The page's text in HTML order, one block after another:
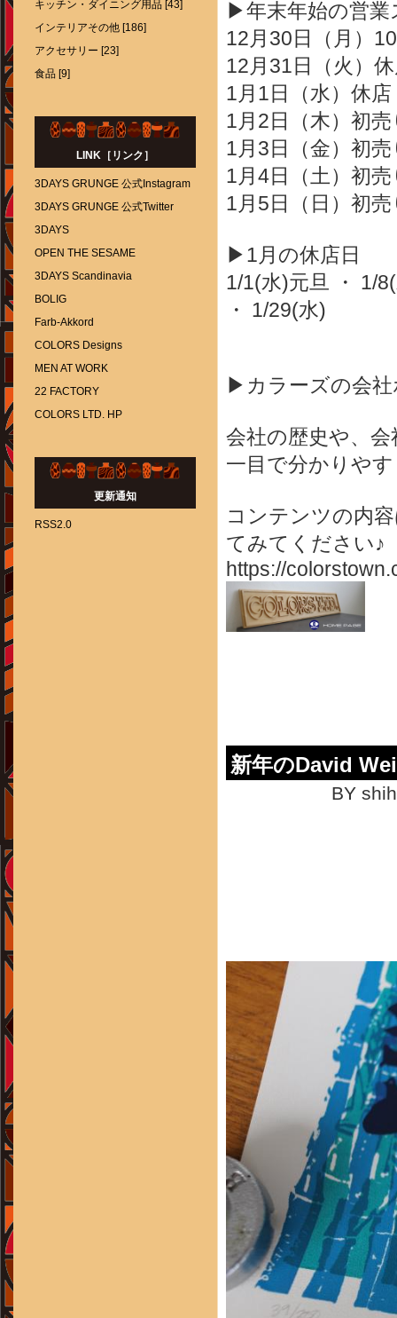
▶年末年始の営
12月30日（月）
12月31日（火）
1月1日（水）休店
1月2日（木）初
1月3日（金）初
1月4日（土）初
1月5日（日）初
▶1月の休店日
1/1(水)元旦 ・ 1/
・ 1/29(水)
▶カラーズの会
会社の歴史や、
一目で分かりや
コンテンツの内
てみてください♪
https://
新年のDavid
BY
キッチン・ダイニング用品 [43]
インテリアその他 [186]
アクセサリー [23]
食品 [9]
LINK［リンク］
3DAYS GRUNGE 公式Instagram
3DAYS GRUNGE 公式Twitter
3DAYS
OPEN THE SESAME
3DAYS Scandinavia
BOLIG
Farb-Akkord
COLORS Designs
MEN AT WORK
22 FACTORY
COLORS LTD. HP
更新通知
RSS2.0